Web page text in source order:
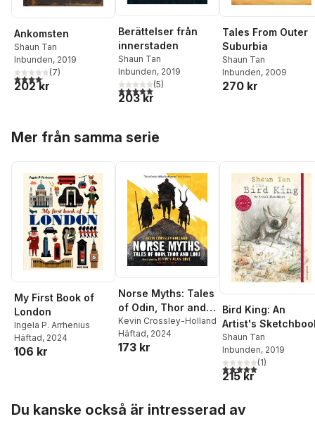
Ankomsten
Shaun Tan
Inbunden, 2019
4,1utav 5 stjärnor. Totalt antal röster:
(7)
202 kr
Berättelser från
innerstaden
Shaun Tan
Inbunden, 2019
5,0utav 5 stjärnor. Totalt antal röster:
(5)
203 kr
Tales From Outer
Suburbia
Shaun Tan
Inbunden, 2009
270 kr
Mer från samma serie
My First Book of
London
Ingela P. Arrhenius
Häftad, 2024
106 kr
Norse Myths: Tales
of Odin, Thor and
Loki
Kevin Crossley-Holland
Häftad, 2024
173 kr
Bird King: An
Artist's
Shaun Tan
Inbunden, 2019
5,0utav 5 stjärnor.
(1)
215 kr
Du kanske också är intresserad av